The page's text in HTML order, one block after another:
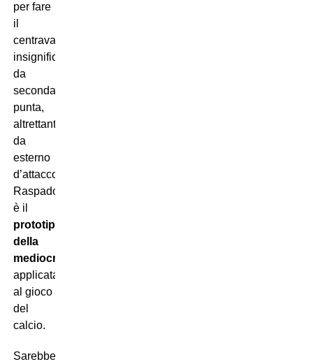
per fare
il
centravanti,
insignificante
da
seconda
punta,
altrettanto
da
esterno
d’attacco:
Raspadori
è il
prototipo
della
mediocrità
applicata
al gioco
del
calcio.
Sarebbe